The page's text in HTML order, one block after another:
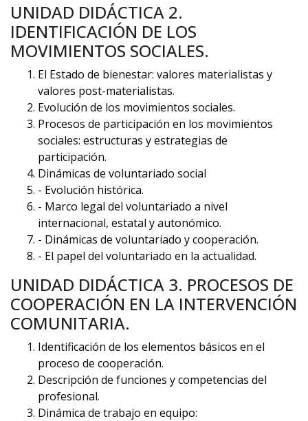
UNIDAD DIDÁCTICA 2.
IDENTIFICACIÓN DE LOS
MOVIMIENTOS SOCIALES.
El Estado de bienestar: valores materialistas y
valores post-materialistas.
Evolución de los movimientos sociales.
Procesos de participación en los movimientos
sociales: estructuras y estrategias de
participación.
Dinámicas de voluntariado social
- Evolución histórica.
- Marco legal del voluntariado a nivel
internacional, estatal y autonómico.
- Dinámicas de voluntariado y cooperación.
- El papel del voluntariado en la actualidad.
UNIDAD DIDÁCTICA 3. PROCESOS DE
COOPERACIÓN EN LA INTERVENCIÓN
COMUNITARIA.
Identificación de los elementos básicos en el
proceso de cooperación.
Descripción de funciones y competencias del
profesional.
Dinámica de trabajo en equipo: